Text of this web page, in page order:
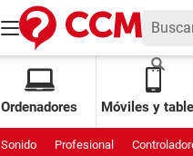
Ordenadores Móviles y
Sonido Profesional